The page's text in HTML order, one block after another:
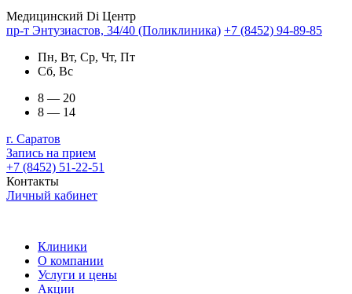
Медицинский Di Центр
пр-т Энтузиастов, 34/40 (Поликлиника) +7 (8452) 94-89-85
Пн, Вт, Ср, Чт, Пт
Сб, Вс
8 — 20
8 — 14
г. Саратов
Запись на прием
+7 (8452) 51-22-51
Контакты
Личный кабинет
Клиники
О компании
Услуги и цены
Акции